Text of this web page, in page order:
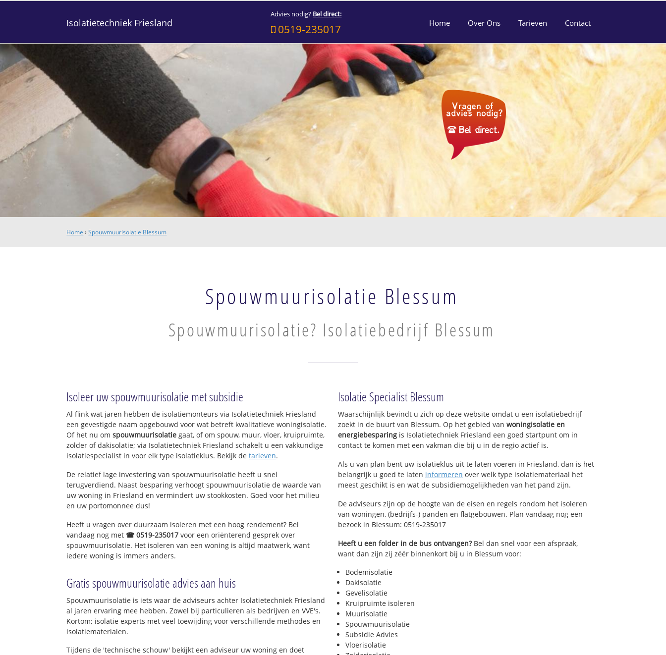
Isolatietechniek Friesland
Advies nodig? Bel direct:
0519-235017 Home Over Ons Tarieven Contact
Home ›Spouwmuurisolatie Blessum
Spouwmuurisolatie Blessum
Spouwmuurisolatie? Isolatiebedrijf Blessum
Isoleer uw spouwmuurisolatie met subsidie
Al flink wat jaren hebben de isolatiemonteurs via Isolatietechniek Friesland
een gevestigde naam opgebouwd voor wat betreft kwalitatieve woningisolatie.
Of het nu omspouwmuurisolatie gaat, of om spouw, muur, vloer, kruipruimte,
zolder of dakisolatie; via Isolatietechniek Friesland schakelt u een vakkundige
isolatiespecialist in voor elk type isolatieklus. Bekijk detarieven.
De relatief lage investering van spouwmuurisolatie heeft u snel
terugverdiend. Naast besparing verhoogt spouwmuurisolatie de waarde van
uw woning in Friesland en vermindert uw stookkosten. Goed voor het milieu
en uw portomonnee dus!
Heeft u vragen over duurzaam isoleren met een hoog rendement? Bel
vandaag nog met ☎ 0519-235017 voor een oriënterend gesprek over
spouwmuurisolatie. Het isoleren van een woning is altijd maatwerk, want
iedere woning is immers anders.
Gratis spouwmuurisolatie advies aan huis
Spouwmuurisolatie is iets waar de adviseurs achter Isolatietechniek Friesland
al jaren ervaring mee hebben. Zowel bij particulieren als bedrijven en VVE's.
Kortom; isolatie experts met veel toewijding voor verschillende methodes en
isolatiematerialen.
Tijdens de 'technische schouw' bekijkt een adviseur uw woning en doet
Isolatie Specialist Blessum
Waarschijnlijk bevindt u zich op deze website omdat u een isolatiebedrijf
zoekt in de buurt van Blessum. Op het gebied van woningisolatie en
energiebesparing is Isolatietechniek Friesland een goed startpunt om in
contact te komen met een vakman die bij u in de regio actief is.
Als u van plan bent uw isolatieklus uit te laten voeren in Friesland, dan is het
belangrijk u goed te laten informeren over welk type isolatiemateriaal het
meest geschikt is en wat de subsidiemogelijkheden van het pand zijn.
De adviseurs zijn op de hoogte van de eisen en regels rondom het isoleren
van woningen, (bedrijfs-) panden en flatgebouwen. Plan vandaag nog een
bezoek in Blessum: 0519-235017
Heeft u een folder in de bus ontvangen?Bel dan snel voor een afspraak,
want dan zijn zij zéér binnenkort bij u in Blessum voor:
Bodemisolatie
Dakisolatie
Gevelisolatie
Kruipruimte isoleren
Muurisolatie
Spouwmuurisolatie
Subsidie Advies
Vloerisolatie